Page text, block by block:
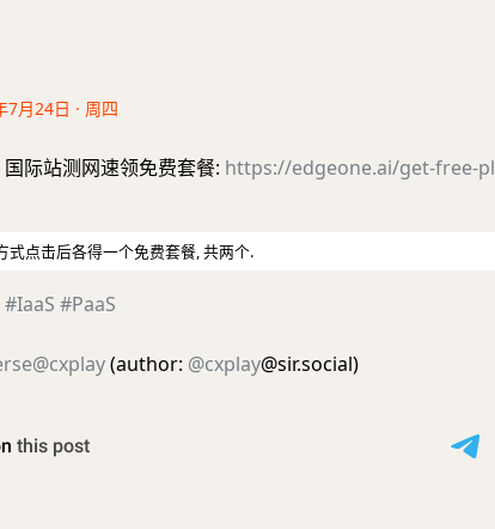
7月24日 · 周四
际站测网速领免费套餐: https://edgeone.ai/get-free-pl
式点击后各得一个免费套餐, 共两个.
#IaaS #PaaS
(author: @cxplay@sir.social)